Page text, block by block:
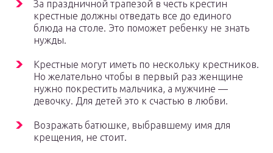
За праздничной трапезой в честь крестин
крестные должны отведать все до единого
блюда на столе. Это поможет ребенку не знать
нужды.
Крестные могут иметь по нескольку крестников.
Но желательно чтобы в первый раз женщине
нужно покрестить мальчика, а мужчине —
девочку. Для детей это к счастью в любви.
Возражать батюшке, выбравшему имя для
крещения, не стоит.